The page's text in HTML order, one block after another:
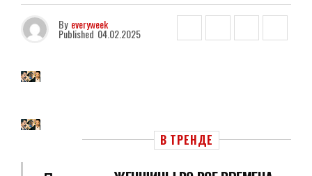
By everyweek
Published 04.02.2025
В ТРЕНДЕ